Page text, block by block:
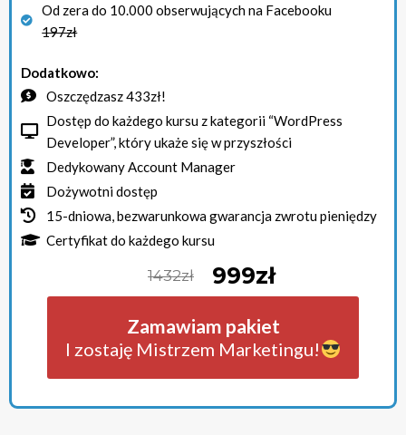
Od zera do 10.000 obserwujących na Facebooku
197zł
Dodatkowo:
Oszczędzasz 433zł!
Dostęp do każdego kursu z kategorii “WordPress
Developer”, który ukaże się w przyszłości
Dedykowany Account Manager
Dożywotni dostęp
15-dniowa, bezwarunkowa gwarancja zwrotu pieniędzy
Certyfikat do każdego kursu
1432zł 999zł
Zamawiam pakiet
I zostaję Mistrzem Marketingu!